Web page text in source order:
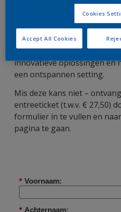
ontwikkelingen van Sikkens
naar de BouwBeurs 2025
van duurzaam bouwen!
februari in de Jaarbeurs
7. Ervaar inspirerende
innovatieve oplossingen en
een ontspannen setting.
Mis deze kans niet –
entreeticket (t.w.v. € 27,50)
formulier in te vullen en
pagina te gaan.
Cookies
Accept All Cookies